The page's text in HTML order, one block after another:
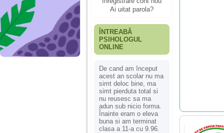
Ai uitat parola?
ÎNTREABĂ
PSIHOLOGUL
ONLINE
De cand am început
acest an scolar nu ma
simt deloc bine, ma
simt pierduta total si
nu reusesc sa ma
adun sub nicio forma.
Înainte eram o eleva
buna si am terminat
clasa a 11-a cu 9.96.